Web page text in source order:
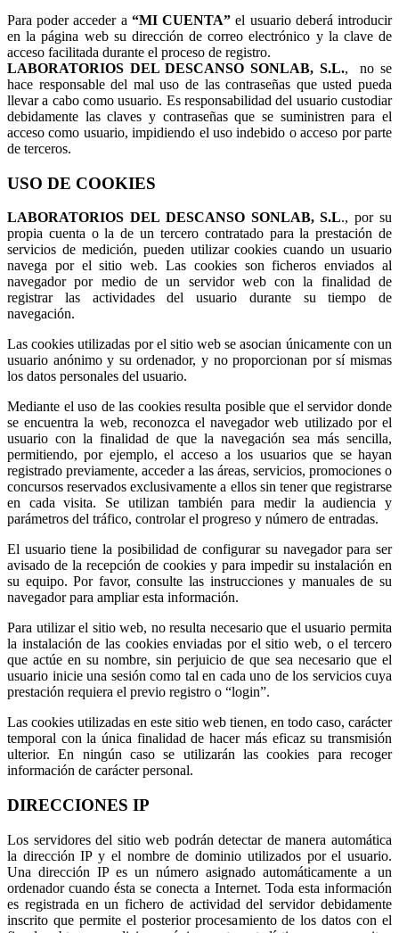
Para poder acceder a “MI CUENTA” el usuario deberá introducir
en la página web su dirección de correo electrónico y la clave de
acceso facilitada durante el proceso de registro.
LABORATORIOS DEL DESCANSO SONLAB, S.L., no se
hace responsable del mal uso de las contraseñas que usted pueda
llevar a cabo como usuario. Es responsabilidad del usuario custodiar
debidamente las claves y contraseñas que se suministren para el
acceso como usuario, impidiendo el uso indebido o acceso por parte
de terceros.
USO DE COOKIES
LABORATORIOS DEL DESCANSO SONLAB, S.L., por su
propia cuenta o la de un tercero contratado para la prestación de
servicios de medición, pueden utilizar cookies cuando un usuario
navega por el sitio web. Las cookies son ficheros enviados al
navegador por medio de un servidor web con la finalidad de
registrar las actividades del usuario durante su tiempo de
navegación.
Las cookies utilizadas por el sitio web se asocian únicamente con un
usuario anónimo y su ordenador, y no proporcionan por sí mismas
los datos personales del usuario.
Mediante el uso de las cookies resulta posible que el servidor donde
se encuentra la web, reconozca el navegador web utilizado por el
usuario con la finalidad de que la navegación sea más sencilla,
permitiendo, por ejemplo, el acceso a los usuarios que se hayan
registrado previamente, acceder a las áreas, servicios, promociones o
concursos reservados exclusivamente a ellos sin tener que registrarse
en cada visita. Se utilizan también para medir la audiencia y
parámetros del tráfico, controlar el progreso y número de entradas.
El usuario tiene la posibilidad de configurar su navegador para ser
avisado de la recepción de cookies y para impedir su instalación en
su equipo. Por favor, consulte las instrucciones y manuales de su
navegador para ampliar esta información.
Para utilizar el sitio web, no resulta necesario que el usuario permita
la instalación de las cookies enviadas por el sitio web, o el tercero
que actúe en su nombre, sin perjuicio de que sea necesario que el
usuario inicie una sesión como tal en cada uno de los servicios cuya
prestación requiera el previo registro o “login”.
Las cookies utilizadas en este sitio web tienen, en todo caso, carácter
temporal con la única finalidad de hacer más eficaz su transmisión
ulterior. En ningún caso se utilizarán las cookies para recoger
información de carácter personal.
DIRECCIONES IP
Los servidores del sitio web podrán detectar de manera automática
la dirección IP y el nombre de dominio utilizados por el usuario.
Una dirección IP es un número asignado automáticamente a un
ordenador cuando ésta se conecta a Internet. Toda esta información
es registrada en un fichero de actividad del servidor debidamente
inscrito que permite el posterior procesamiento de los datos con el